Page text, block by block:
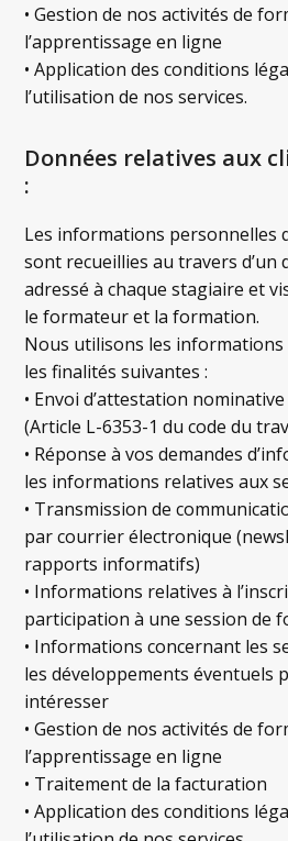
• Gestion de nos activités de
l’apprentissage en ligne
• Application des conditions
l’utilisation de nos services.
Données relatives aux
:
Les informations personnelles
sont recueillies au travers d’un
adressé à chaque stagiaire et
le formateur et la formation.
Nous utilisons les
les finalités suivantes :
• Envoi d’attestation
(Article L-6353-1 du code du
• Réponse à vos demandes
les informations relatives aux
• Transmission de
par courrier électronique
rapports informatifs)
• Informations relatives à
participation à une session de
• Informations concernant les
les développements éventuels
intéresser
• Gestion de nos activités de
l’apprentissage en ligne
• Traitement de la facturation
• Application des conditions